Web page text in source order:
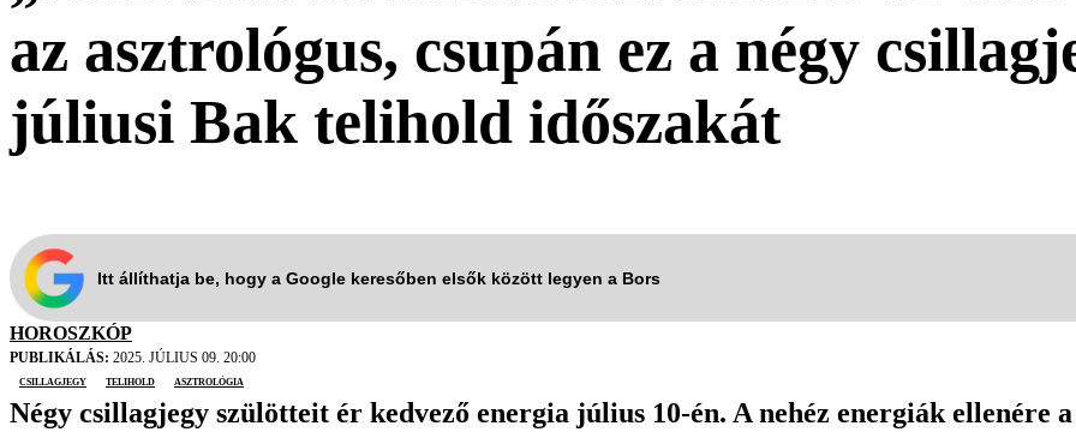
az asztrológus, csupán ez a négy
júliusi Bak telihold időszakát
Itt állíthatja be, hogy a Google keresőben elsők között legyen a Bors
HOROSZKÓP
PUBLIKÁLÁS: 2025. JÚLIUS 09. 20:00
csillagjegy
telihold asztrológia
Négy csillagjegy szülötteit ér kedvező energia július 10-én. A nehéz energiák ellenére